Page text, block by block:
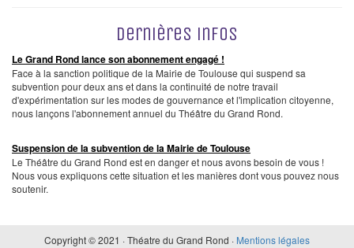
Dernières infos
Le Grand Rond lance son abonnement engagé !
Face à la sanction politique de la Mairie de Toulouse qui suspend sa
subvention pour deux ans et dans la continuité de notre travail
d'expérimentation sur les modes de gouvernance et l'implication citoyenne,
nous lançons l'abonnement annuel du Théâtre du Grand Rond.
Suspension de la subvention de la Mairie de Toulouse
Le Théâtre du Grand Rond est en danger et nous avons besoin de vous !
Nous vous expliquons cette situation et les manières dont vous pouvez nous
soutenir.
Copyright © 2021 · Théatre du Grand Rond · Mentions légales